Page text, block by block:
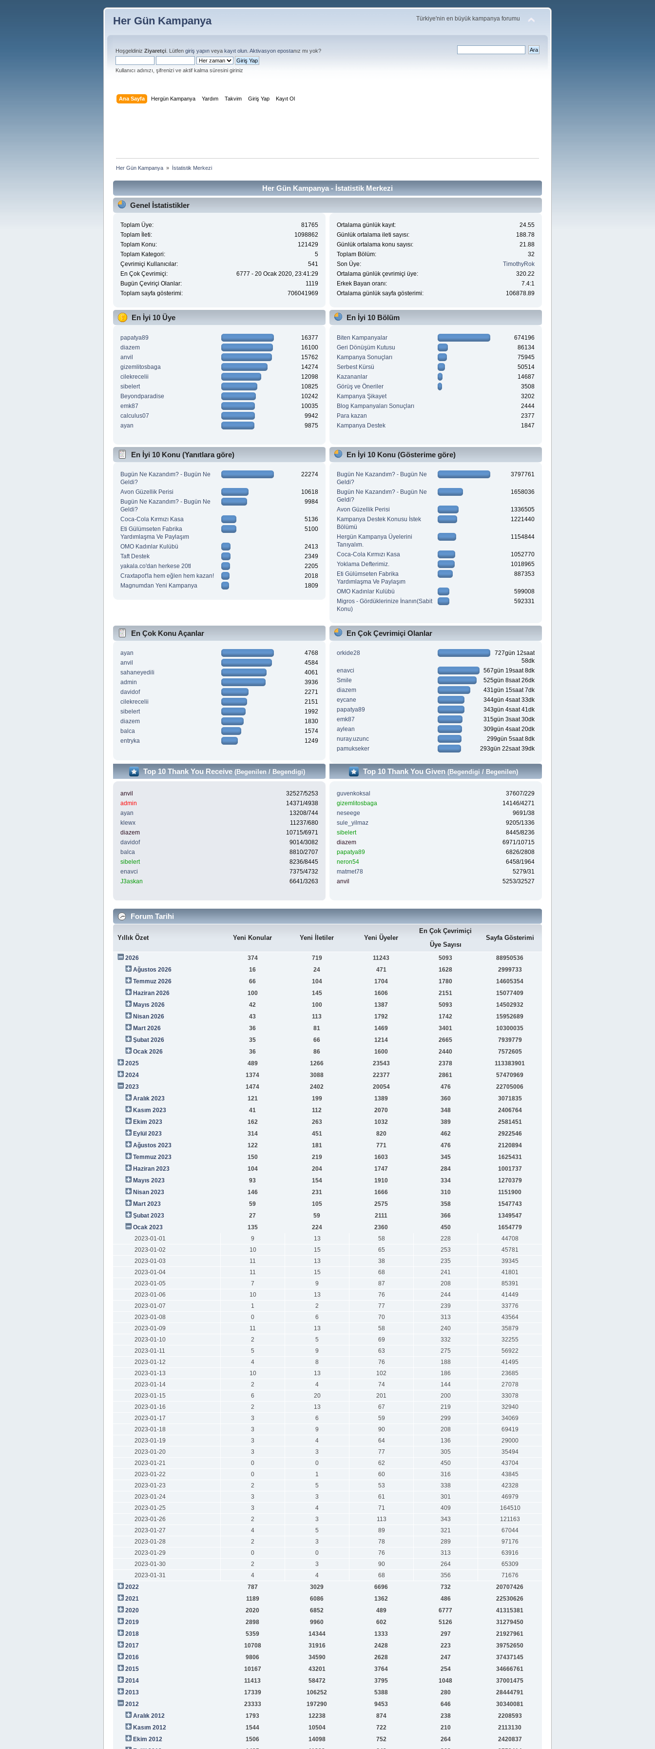
Her Gün Kampanya Türkiye'nin en büyük kampanya forumu
Hoşgeldiniz Ziyaretçi . Lütfen giriş yapın veya kayıt olun Aktivasyon epostanız mı yok?
Kullanıcı adınızı, şifrenizi ve aktif kalma süresini giriniz
Ana Sayfa Hergün Kampanya Yardım Takvim Giriş Yap Kayıt Ol
Her Gün Kampanya » İstatistik Merkezi
Her Gün Kampanya - İstatistik Merkezi
Genel İstatistikler
Toplam Üye:
81765
Toplam İleti:
1098862
Toplam Konu:
121429
Toplam Kategori:
5
Çevrimiçi Kullanıcılar:
541
En Çok Çevrimiçi:
6777 - 20 Ocak 2020, 23:41:29
Bugün Çeviriçi Olanlar:
1119
Toplam sayfa gösterimi:
706041969
Ortalama günlük kayıt:
24.55
Günlük ortalama ileti sayısı:
188.78
Günlük ortalama konu sayısı:
21.88
Toplam Bölüm:
32
Son Üye:
TimothyRok
Ortalama günlük çevrimiçi üye:
320.22
Erkek Bayan oranı:
7.4:1
Ortalama günlük sayfa gösterimi:
106878.89
En İyi 10 Üye
papatya89
16377
diazem
16100
anvil
15762
gizemlitosbaga
14274
cilekrecelii
12098
sibelert
10825
Beyondparadise
10242
emk87
10035
calculus07
9942
ayan
9875
En İyi 10 Bölüm
Biten Kampanyalar
674196
Geri Dönüşüm Kutusu
86134
Kampanya Sonuçları
75945
Serbest Kürsü
50514
Kazananlar
14687
Görüş ve Öneriler
3508
Kampanya Şikayet
3202
Blog Kampanyaları Sonuçları
2444
Para kazan
2377
Kampanya Destek
1847
En İyi 10 Konu (Yanıtlara göre)
Bugün Ne Kazandım? - Bugün Ne
Geldi?
22274
Avon Güzellik Perisi
10618
Bugün Ne Kazandım? - Bugün Ne
Geldi?
9984
Coca-Cola Kırmızı Kasa
5136
Eti Gülümseten Fabrika
Yardımlaşma Ve Paylaşım
5100
OMO Kadınlar Kulübü
2413
Taft Destek
2349
yakala.co'dan herkese 20tl
2205
Craxtapot'la hem eğlen hem kazan!
2018
Magnumdan Yeni Kampanya
1809
En İyi 10 Konu (Gösterime göre)
Bugün Ne Kazandım? - Bugün Ne
Geldi?
3797761
Bugün Ne Kazandım? - Bugün Ne
Geldi?
1658036
Avon Güzellik Perisi
1336505
Kampanya Destek Konusu İstek
Bölümü
1221440
Hergün Kampanya Üyelerini
Tanıyalım.
1154844
Coca-Cola Kırmızı Kasa
1052770
Yoklama Defterimiz.
1018965
Eti Gülümseten Fabrika
Yardımlaşma Ve Paylaşım
887353
OMO Kadınlar Kulübü
599008
Migros - Gördüklerinize İnanın(Sabit
Konu)
592331
En Çok Konu Açanlar
ayan
4768
anvil
4584
sahaneyedili
4061
admin
3936
davidof
2271
cilekrecelii
2151
sibelert
1992
diazem
1830
balca
1574
entryka
1249
En Çok Çevrimiçi Olanlar
orkide28
727gün 12saat
58dk
enavci
567gün 19saat 8dk
Smile
525gün 8saat 26dk
diazem
431gün 15saat 7dk
eycane
344gün 4saat 33dk
papatya89
343gün 4saat 41dk
emk87
315gün 3saat 30dk
aylean
309gün 4saat 20dk
nuray.uzunc
299gün 5saat 8dk
pamukseker
293gün 22saat 39dk
Top 10 Thank You Receive (Begenilen / Begendigi)
anvil
32527/5253
admin
14371/4938
ayan
13208/744
klewx
11237/680
diazem
10715/6971
davidof
9014/3082
balca
8810/2707
sibelert
8236/8445
enavci
7375/4732
J3askan
6641/3263
Top 10 Thank You Given(Begendigi / Begenilen)
guvenkoksal
37607/229
gizemlitosbaga
14146/4271
neseege
9691/38
sule_yilmaz
9205/1336
sibelert
8445/8236
diazem
6971/10715
papatya89
6826/2808
neron54
6458/1964
matmet78
5279/31
anvil
5253/32527
Forum Tarihi
Yıllık Özet Yeni Konular Yeni İletiler Yeni Üyeler
En Çok Çevrimiçi
Üye Sayısı
Sayfa Gösterimi
2026 374 719 11243 5093
88950536
Ağustos 2026
16 24 471 1628
2999733
Temmuz 2026
66 104 1704 1780
14605354
Haziran 2026
100 145 1606 2151
15077409
Mayıs 2026
42 100 1387 5093
14502932
Nisan 2026
43 113 1792 1742
15952689
Mart 2026
36 81 1469 3401
10300035
Şubat 2026
35 66 1214 2665
7939779
Ocak 2026
36 86 1600 2440
7572605
2025
489 1266 23543 2378
113383901
2024
1374 3088 22377 2861
57470969
2023
1474 2402 20054 476
22705006
Aralık 2023
121 199 1389 360
3071835
Kasım 2023
41 112 2070 348
2406764
Ekim 2023
162 263 1032 389
2581451
Eylül 2023
314 451 820 462
2922546
Ağustos 2023
122 181 771 476
2120894
Temmuz 2023
150 219 1603 345
1625431
Haziran 2023
104 204 1747 284
1001737
Mayıs 2023
93 154 1910 334
1270379
Nisan 2023
146 231 1666 310
1151900
Mart 2023
59 105 2575 358
1547743
Şubat 2023
27 59 2111 366
1349547
Ocak 2023
135 224 2360 450
1654779
2023-01-01
9 13 58 228
44708
2023-01-02
10 15 65 253
45781
2023-01-03
11 13 38 235
39345
2023-01-04
11 15 68 241
41801
2023-01-05
7 9 87 208
85391
2023-01-06
10 13 76 244
41449
2023-01-07
1 2 77 239
33776
2023-01-08
0 6 70 313
43564
2023-01-09
11 13 58 240
35879
2023-01-10
2 5 69 332
32255
2023-01-11
5 9 63 275
56922
2023-01-12
4 8 76 188
41495
2023-01-13
10 13 102 186
23685
2023-01-14
2 4 74 144
27078
2023-01-15
6 20 201 200
33078
2023-01-16
2 13 67 219
32940
2023-01-17
3 6 59 299
34069
2023-01-18
3 9 90 208
69419
2023-01-19
3 4 64 136
29000
2023-01-20
3 3 77 305
35494
2023-01-21
0 0 62 450
43704
2023-01-22
0 1 60 316
43845
2023-01-23
2 5 53 338
42328
2023-01-24
3 3 61 301
46979
2023-01-25
3 4 71 409
164510
2023-01-26
2 3 113 343
121163
2023-01-27
4 5 89 321
67044
2023-01-28
2 3 78 289
97176
2023-01-29
0 0 76 313
63916
2023-01-30
2 3 90 264
65309
2023-01-31
4 4 68 356
71676
2022
787 3029 6696 732
20707426
2021
1189 6086 1362 486
22530626
2020
2020 6852 489 6777
41315381
2019
2898 9960 602 5126
31279450
2018
5359 14344 1333 297
21927961
2017
10708 31916 2428 223
39752650
2016
9806 34590 2628 247
37437145
2015
10167 43201 3764 254
34666761
2014
11413 58472 3795 1048
37001475
2013
17339 106252 5388 280
28444791
2012
23333 197290 9453 646
30340081
Aralık 2012
1793 12238 874 238
2208593
Kasım 2012
1544 10504 722 210
2113130
Ekim 2012
1506 14098 752 264
2420837